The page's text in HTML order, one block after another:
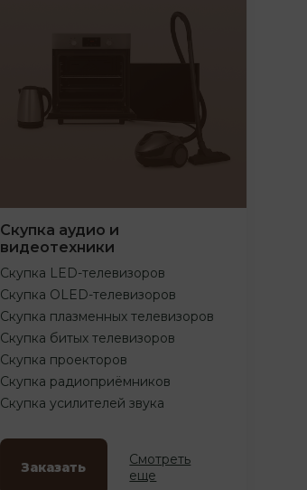
Скупка аудио и
видеотехники
Скупка LED-телевизоров
Скупка OLED-телевизоров
Скупка плазменных телевизоров
Скупка битых телевизоров
Скупка проекторов
Скупка радиоприёмников
Скупка усилителей звука
Заказать
Смотреть
еще